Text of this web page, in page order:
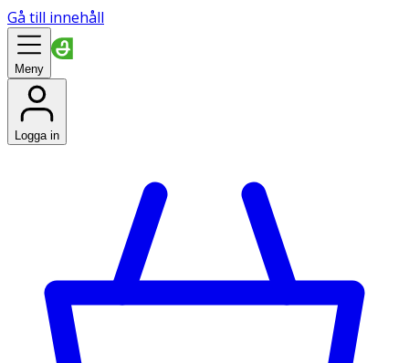
Gå till innehåll
Meny
Logga in